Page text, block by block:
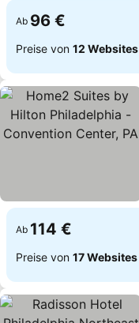
Ab 96 €
Preise von 12 Websites
Ab 114 €
Preise von 17 Websites